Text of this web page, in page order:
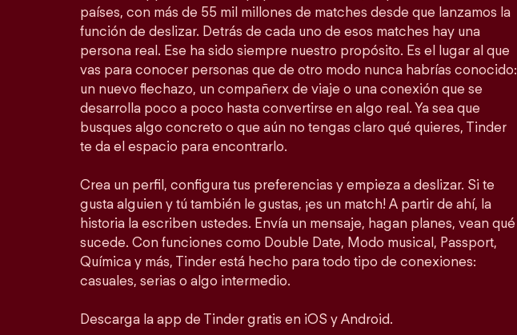
países, con más de 55 mil millones de matches desde que lanzamos la
función de deslizar. Detrás de cada uno de esos matches hay una
persona real. Ese ha sido siempre nuestro propósito. Es el lugar al que
vas para conocer personas que de otro modo nunca habrías conocido:
un nuevo flechazo, un compañerx de viaje o una conexión que se
desarrolla poco a poco hasta convertirse en algo real. Ya sea que
busques algo concreto o que aún no tengas claro qué quieres, Tinder
te da el espacio para encontrarlo.
Crea un perfil, configura tus preferencias y empieza a deslizar. Si te
gusta alguien y tú también le gustas, ¡es un match! A partir de ahí, la
historia la escriben ustedes. Envía un mensaje, hagan planes, vean qué
sucede. Con funciones como Double Date, Modo musical, Passport,
Química y más, Tinder está hecho para todo tipo de conexiones:
casuales, serias o algo intermedio.
Descarga la app de Tinder gratis en iOS y Android.